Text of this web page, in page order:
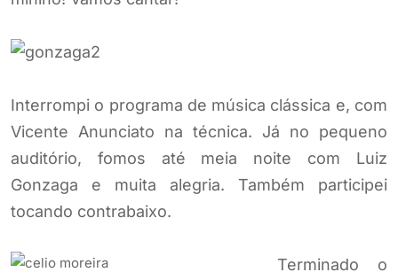
Interrompi o programa de música clássica e, com
Vicente Anunciato na técnica. Já no pequeno
auditório, fomos até meia noite com Luiz
Gonzaga e muita alegria. Também participei
tocando contrabaixo.
Terminado o